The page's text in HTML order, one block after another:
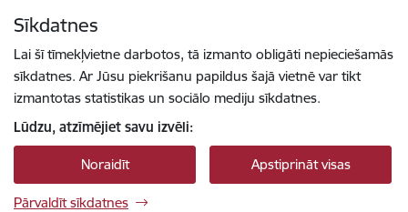
Sīkdatnes
Lai šī tīmekļvietne darbotos, tā izmanto obligāti nepieciešamās
sīkdatnes. Ar Jūsu piekrišanu papildus šajā vietnē var tikt
izmantotas statistikas un sociālo mediju sīkdatnes.
Lūdzu, atzīmējiet savu izvēli:
Noraidīt Apstiprināt visas
Pārvaldīt sīkdatnes